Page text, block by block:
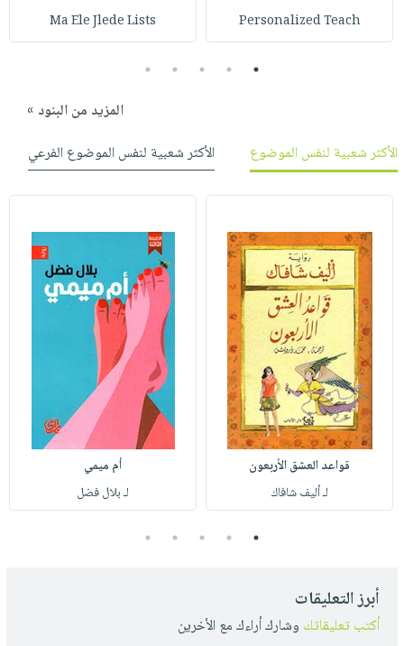
صابون
أطفال
فيديوهات
أسئلة
نيل
وفرات
انشر
تواصل
معنا
عربةPersonalized Teach
Ma Ele Jlede Lists
1
2
3
4
5
المزيد من البنود »
الأكثر شعبية لنفس الموضوع
الأكثر شعبية لنفس الموضوع الفرعي
قواعد العشق الأربعون
لـ أليف شافاك
أم ميمي
لـ بلال فضل
1
2
3
4
5
أبرز التعليقات
أكتب تعليقاتك وشارك أراءك مع الأخرين